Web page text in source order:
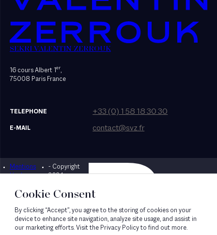
SEKRI VALENTIN ZERROUK
16 cours Albert 1er,
75008 Paris France
TELEPHONE +33 (0) 1 58 18 30 30
E-MAIL contact@svz.fr
Mentions
légales
- Copyright
2024
Designed by Bonhomme
Cookie Consent
By clicking “Accept”, you agree to the storing of cookies on your
device to enhance site navigation, analyze site usage, and assist in
our marketing efforts. Visit the Privacy Policy to find out more.